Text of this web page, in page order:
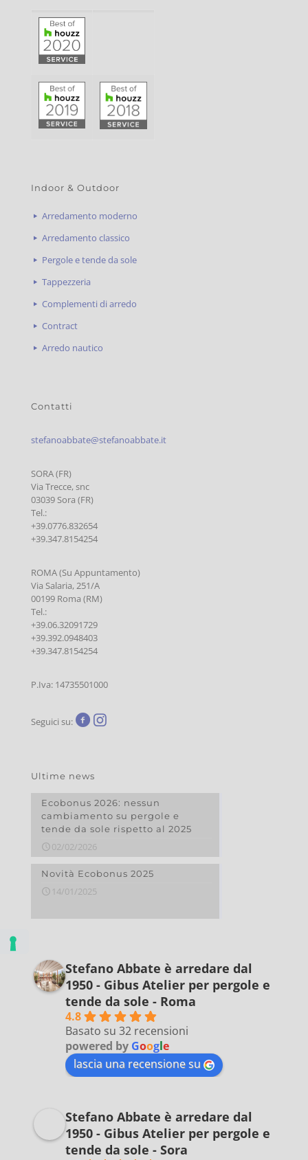
Indoor & Outdoor
Arredamento moderno
Arredamento classico
Pergole e tende da sole
Tappezzeria
Complementi di arredo
Contract
Arredo nautico
Contatti
stefanoabbate@stefanoabbate.it
SORA (FR)
Via Trecce, snc
03039 Sora (FR)
Tel.:
+39.0776.832654
+39.347.8154254
ROMA (Su Appuntamento)
Via Salaria, 251/A
00199 Roma (RM)
Tel.:
+39.06.32091729
+39.392.0948403
+39.347.8154254
P.Iva: 14735501000
Seguici su:
Ultime news
Ecobonus 2026: nessun
cambiamento su pergole e
tende da sole rispetto al 2025
02/02/2026
Novità Ecobonus 2025
14/01/2025
Stefano Abbate è arredare dal
1950 - Gibus Atelier per pergole e
tende da sole - Roma
4.8
Basato su 32 recensioni
powered by Google
lascia una recensione su
Stefano Abbate è arredare dal
1950 - Gibus Atelier per pergole e
tende da sole - Sora